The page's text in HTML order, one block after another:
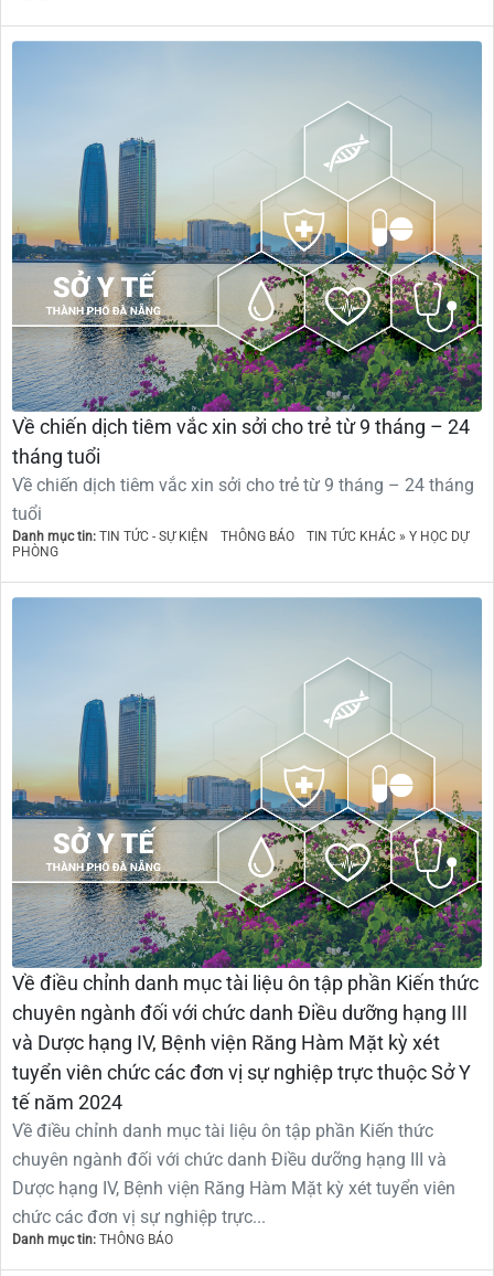
Về chiến dịch tiêm vắc xin sởi cho trẻ từ 9 tháng – 24
tháng tuổi
Về chiến dịch tiêm vắc xin sởi cho trẻ từ 9 tháng – 24 tháng
tuổi
Danh mục tin: TIN TỨC - SỰ KIỆN THÔNG BÁO
TIN TỨC KHÁC » Y HỌC DỰ
PHÒNG
Về điều chỉnh danh mục tài liệu ôn tập phần Kiến thức
chuyên ngành đối với chức danh Điều dưỡng hạng III
và Dược hạng IV, Bệnh viện Răng Hàm Mặt kỳ xét
tuyển viên chức các đơn vị sự nghiệp trực thuộc Sở Y
tế năm 2024
Về điều chỉnh danh mục tài liệu ôn tập phần Kiến thức
chuyên ngành đối với chức danh Điều dưỡng hạng III và
Dược hạng IV, Bệnh viện Răng Hàm Mặt kỳ xét tuyển viên
chức các đơn vị sự nghiệp trực...
Danh mục tin: THÔNG BÁO